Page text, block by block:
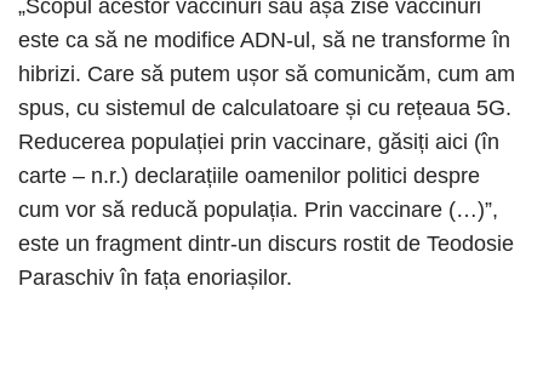
„Scopul acestor vaccinuri sau așa zise vaccinuri
este ca să ne modifice ADN-ul, să ne transforme în
hibrizi. Care să putem ușor să comunicăm, cum am
spus, cu sistemul de calculatoare și cu rețeaua 5G.
Reducerea populației prin vaccinare, găsiți aici (în
carte – n.r.) declarațiile oamenilor politici despre
cum vor să reducă populația. Prin vaccinare (…)”,
este un fragment dintr-un discurs rostit de Teodosie
Paraschiv în fața enoriașilor.